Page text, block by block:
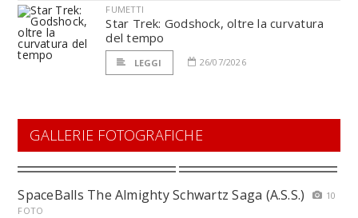
FUMETTI
Star Trek: Godshock, oltre la curvatura
del tempo
LEGGI 26/07/2026
GALLERIE FOTOGRAFICHE
SpaceBalls The Almighty Schwartz Saga (A.S.S.)
10
FOTO